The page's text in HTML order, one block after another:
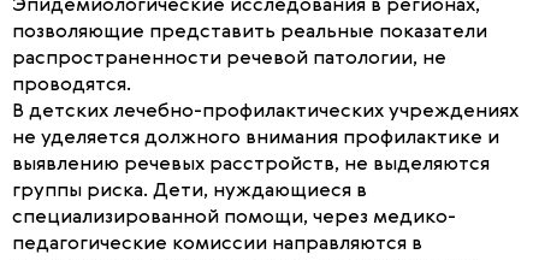
Эпидемиологические исследования в регионах,
позволяющие представить реальные показатели
распространенности речевой патологии, не
проводятся.
В детских лечебно-профилактических учреждениях
не уделяется должного внимания профилактике и
выявлению речевых расстройств, не выделяются
группы риска. Дети, нуждающиеся в
специализированной помощи, через медико-
педагогические комиссии направляются в